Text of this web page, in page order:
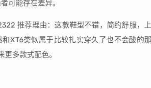
可能存在差异。
推荐理由：这款鞋型不错，简约舒服，上
XT6类似属于比较扎实穿久了也不会酸的那
多款式配色。